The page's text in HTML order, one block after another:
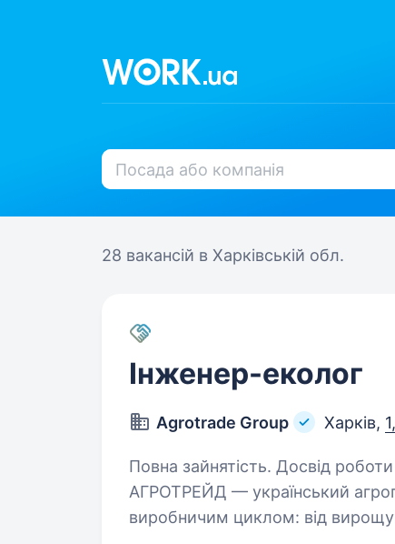
28 вакансій в Харківській обл.
Інженер-еколог
Agrotrade Group Харків,
Повна зайнятість. Досвід роботи
АГРОТРЕЙД — український
виробничим циклом: від